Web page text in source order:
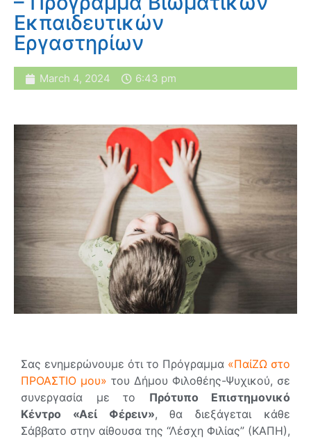
Εκπαιδευτικών
Εργαστηρίων
March 4, 2024 6:43 pm
Σας ενημερώνουμε ότι το Πρόγραμμα «ΠαίΖΩ στο
ΠΡΟΑΣΤΙΟ μου» του Δήμου Φιλοθέης-Ψυχικού, σε
συνεργασία με το Πρότυπο Επιστημονικό
Κέντρο «Αεί Φέρειν», θα διεξάγεται κάθε
Σάββατο στην αίθουσα της “Λέσχη Φιλίας” (ΚΑΠΗ),